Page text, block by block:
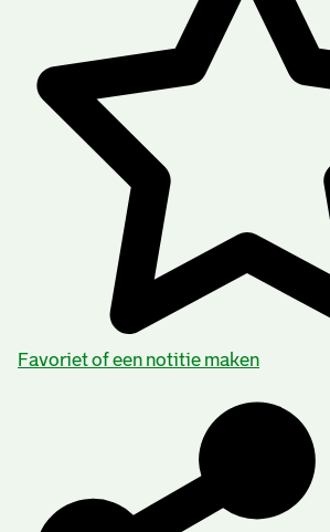
Inhoud en structuur van het archief
Favoriet of een notitie maken